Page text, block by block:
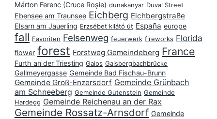
Márton Ferenc (Cruce Roșie) dunakanyar Duval Street
Ebensee am Traunsee Eichberg Eichbergstraße
Elsarn am Jauerling Erzsébet kilátó út España europe
fall Favoriten Felsenweg feuerwerk fireworks Florida
flower forest Forstweg Gemeindeberg France
Furth an der Triesting Gaios Gaisbergbachbrücke
Gallmeyergasse Gemeinde Bad Fischau-Brunn
Gemeinde Groß-Enzersdorf Gemeinde Grünbach
am Schneeberg Gemeinde Gutenstein Gemeinde
Hardegg Gemeinde Reichenau an der Rax
Gemeinde Rossatz-Arnsdorf Gemeinde